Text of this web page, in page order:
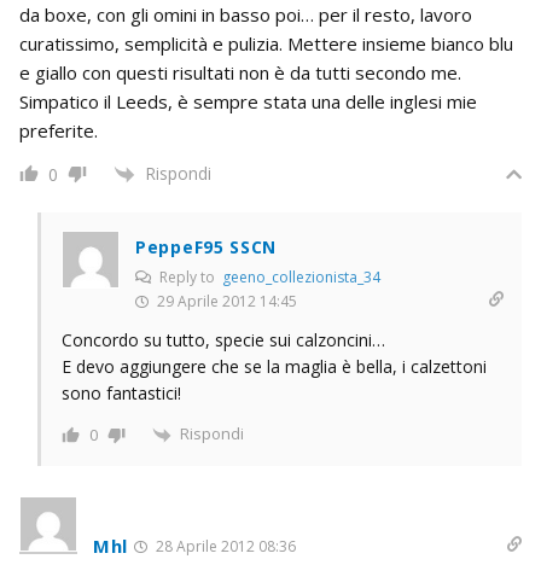
da boxe, con gli omini in basso poi… per il resto, lavoro
curatissimo, semplicità e pulizia. Mettere insieme bianco blu
e giallo con questi risultati non è da tutti secondo me.
Simpatico il Leeds, è sempre stata una delle inglesi mie
preferite.
0 Rispondi
PeppeF95 SSCN
Reply to geeno_collezionista_34
29 Aprile 2012 14:45
Concordo su tutto, specie sui calzoncini…
E devo aggiungere che se la maglia è bella, i calzettoni
sono fantastici!
0 Rispondi
Mhl 28 Aprile 2012 08:36